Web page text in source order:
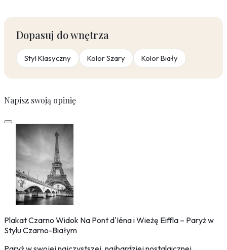
Dopasuj do wnętrza
Styl Klasyczny Kolor Szary Kolor Biały
Napisz swoją opinię
Plakat Czarno Widok Na Pont d'Iéna i Wieżę Eiffla – Paryż w
Stylu Czarno-Białym